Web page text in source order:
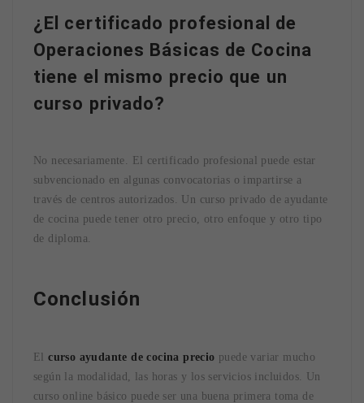
¿El certificado profesional de
Operaciones Básicas de Cocina
tiene el mismo precio que un
curso privado?
No necesariamente. El certificado profesional puede estar
subvencionado en algunas convocatorias o impartirse a
través de centros autorizados. Un curso privado de ayudante
de cocina puede tener otro precio, otro enfoque y otro tipo
de diploma.
Conclusión
Elcurso ayudante de cocina precio puede variar mucho
según la modalidad, las horas y los servicios incluidos. Un
curso online básico puede ser una buena primera toma de